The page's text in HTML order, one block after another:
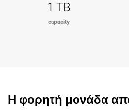
1 TB
capacity
Η φορητή μονάδα